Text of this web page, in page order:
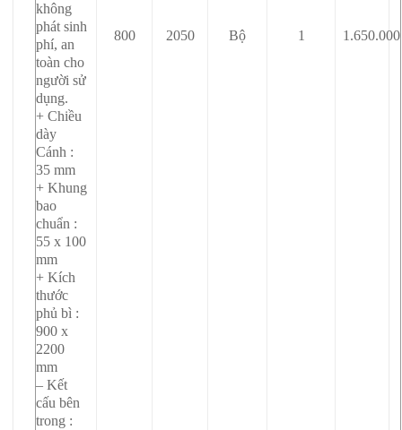
không
phát sinh
phí, an
toàn cho
người sử
dụng.
+ Chiều
dày
Cánh :
35 mm
+ Khung
bao
chuẩn :
55 x 100
mm
+ Kích
thước
phủ bì :
900 x
2200
mm
– Kết
cấu bên
trong :
800 2050 Bộ 1 1.650.000